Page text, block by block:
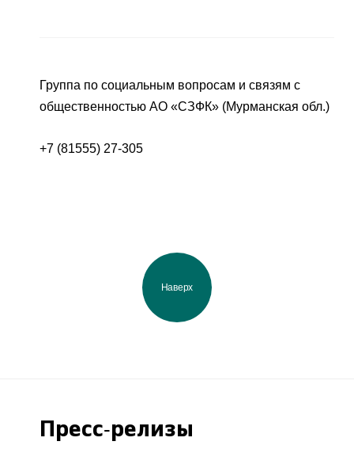
Группа по социальным вопросам и связям с
общественностью АО «СЗФК» (Мурманская обл.)
+7 (81555) 27-305
Наверх
Пресс-релизы